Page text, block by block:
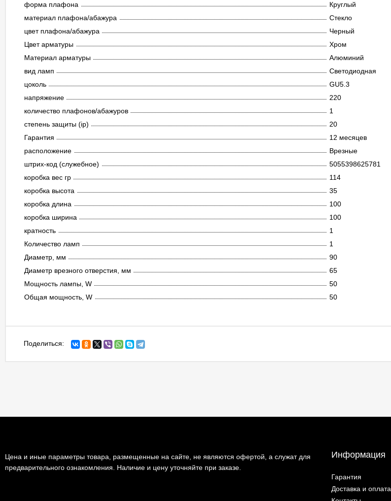
форма плафона
Круглый
материал плафона/абажура
Стекло
цвет плафона/абажура
Черный
Цвет арматуры
Хром
Материал арматуры
Алюминий
вид ламп
Светодиодная
цоколь
GU5.3
напряжение
220
количество плафонов/абажуров
1
степень защиты (ip)
20
Гарантия
12 месяцев
расположение
Врезные
штрих-код (служебное)
5055398625781
коробка вес гр
114
коробка высота
35
коробка длина
100
коробка ширина
100
кратность
1
Количество ламп
1
Диаметр, мм
90
Диаметр врезного отверстия, мм
65
Мощность лампы, W
50
Общая мощность, W
50
Поделиться:
Цена и иные параметры товара, размещенные на сайте, не являются офертой, а служат для
предварительного ознакомления. Наличие и цену уточняйте при заказе.
Информация
Гарантия
Доставка и оплата